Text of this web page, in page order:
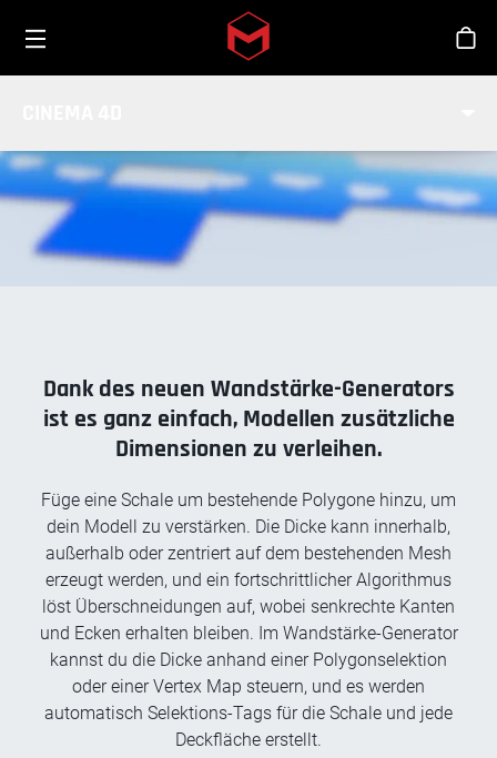
Skip to main content
Dank des neuen Wandstärke-Generators
ist es ganz einfach, Modellen zusätzliche
Dimensionen zu verleihen.
Füge eine Schale um bestehende Polygone hinzu, um
dein Modell zu verstärken. Die Dicke kann innerhalb,
außerhalb oder zentriert auf dem bestehenden Mesh
erzeugt werden, und ein fortschrittlicher Algorithmus
löst Überschneidungen auf, wobei senkrechte Kanten
und Ecken erhalten bleiben. Im Wandstärke-Generator
kannst du die Dicke anhand einer Polygonselektion
oder einer Vertex Map steuern, und es werden
automatisch Selektions-Tags für die Schale und jede
Deckfläche erstellt.